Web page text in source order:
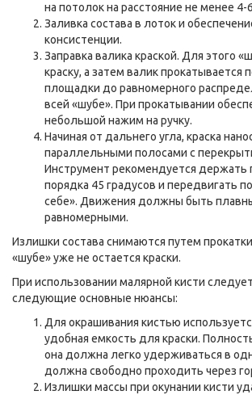
на потолок на расстояние не менее 4-
Заливка состава в лоток и
консистенции.
Заправка валика краской. Для этого
краску, а затем валик прокатывается
площадки до равномерного
всей «шубе». При прокатывании
небольшой нажим на ручку.
Начиная от дальнего угла, краска
параллельными полосами с
Инструмент рекомендуется держать
порядка 45 градусов и передвигать
себе». Движения должны быть
равномерными.
Излишки состава снимаются путем
«шубе» уже не остается краски.
При использовании малярной кисти
следующие основные нюансы:
Для окрашивания кистью
удобная емкость для краски.
она должна легко удерживаться в
должна свободно проходить через
Излишки массы при окунании кисти